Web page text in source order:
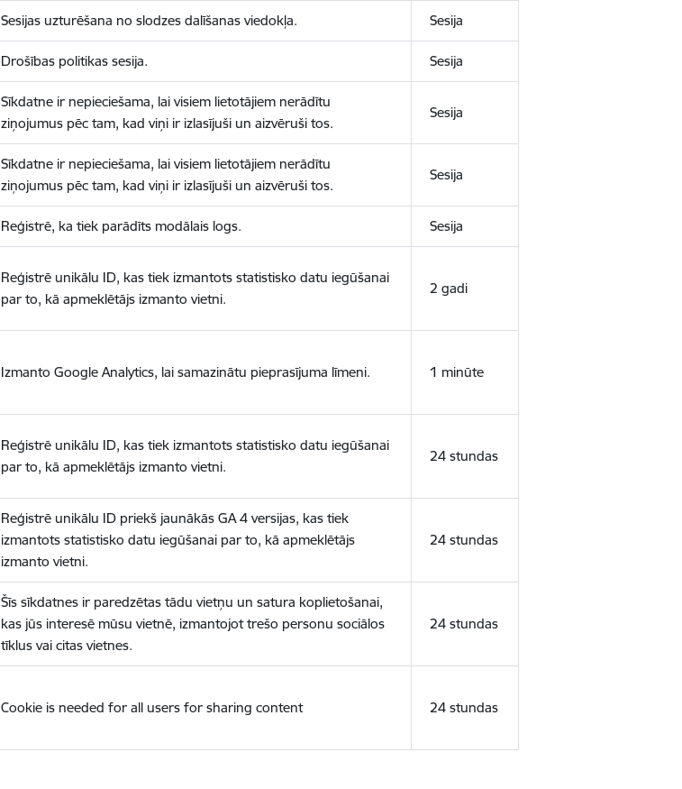
Sesijas uzturēšana no slodzes dalīšanas viedokļa. Sesija
Drošības politikas sesija. Sesija
Sīkdatne ir nepieciešama, lai visiem lietotājiem nerādītu
ziņojumus pēc tam, kad viņi ir izlasījuši un aizvēruši tos.
Sesija
Sīkdatne ir nepieciešama, lai visiem lietotājiem nerādītu
ziņojumus pēc tam, kad viņi ir izlasījuši un aizvēruši tos.
Sesija
Reģistrē, ka tiek parādīts modālais logs. Sesija
Reģistrē unikālu ID, kas tiek izmantots statistisko datu iegūšanai
par to, kā apmeklētājs izmanto vietni.
2 gadi
Izmanto Google Analytics, lai samazinātu pieprasījuma līmeni. 1 minūte
Reģistrē unikālu ID, kas tiek izmantots statistisko datu iegūšanai
par to, kā apmeklētājs izmanto vietni.
24 stundas
Reģistrē unikālu ID priekš jaunākās GA 4 versijas, kas tiek
izmantots statistisko datu iegūšanai par to, kā apmeklētājs
izmanto vietni.
24 stundas
Šīs sīkdatnes ir paredzētas tādu vietņu un satura koplietošanai,
kas jūs interesē mūsu vietnē, izmantojot trešo personu sociālos
tīklus vai citas vietnes.
24 stundas
Cookie is needed for all users for sharing content 24 stundas